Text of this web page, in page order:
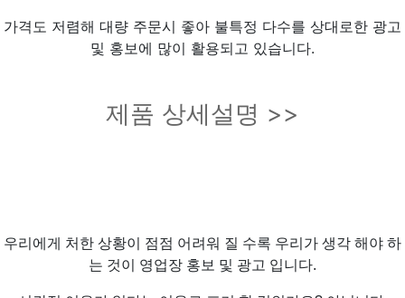
가격도 저렴해 대량 주문시 좋아 불특정 다수를 상대로한 광고
및 홍보에 많이 활용되고 있습니다.
제품 상세설명 >>
우리에게 처한 상황이 점점 어려워 질 수록 우리가 생각 해야 하
는 것이 영업장 홍보 및 광고 입니다.